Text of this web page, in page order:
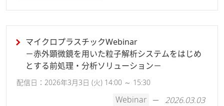
マイクロプラスチックWebinar
－赤外顕微鏡を用いた粒子解析システムをはじめ
とする前処理・分析ソリューション－
配信日：2026年3月3日 (火) 14:00 ～ 15:30
Webinar 2026.03.03